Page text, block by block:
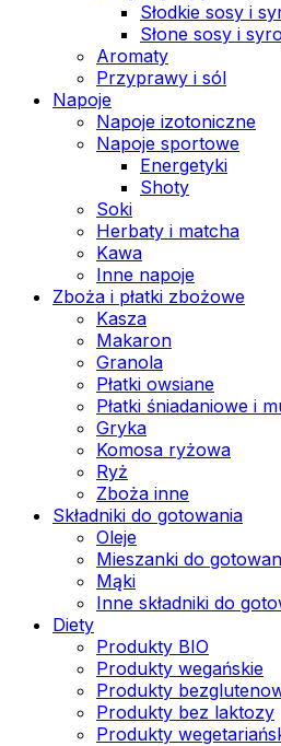
Słodkie sosy i
Słone sosy i
Aromaty
Przyprawy i sól
Napoje
Napoje izotoniczne
Napoje sportowe
Energetyki
Shoty
Soki
Herbaty i matcha
Kawa
Inne napoje
Zboża i płatki zbożowe
Kasza
Makaron
Granola
Płatki owsiane
Płatki śniadaniowe i
Gryka
Komosa ryżowa
Ryż
Zboża inne
Składniki do gotowania
Oleje
Mieszanki do
Mąki
Inne składniki do
Diety
Produkty BIO
Produkty wegańskie
Produkty
Produkty bez laktozy
Produkty